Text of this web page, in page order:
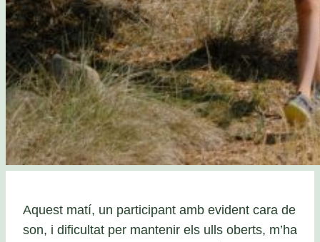
Aquest matí, un participant amb evident cara de
son, i dificultat per mantenir els ulls oberts, m’ha